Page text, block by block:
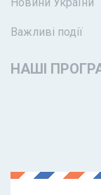
Важливі події
НАШІ